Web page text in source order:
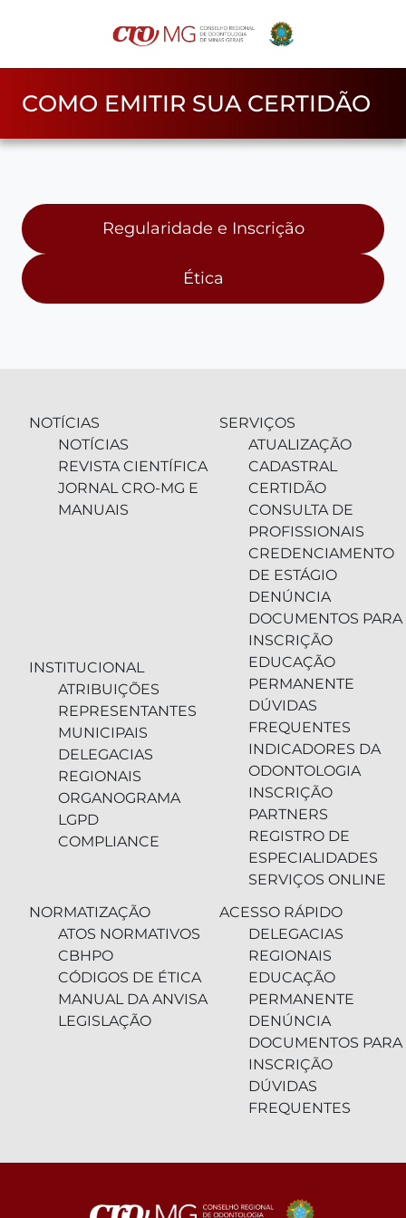
COMO EMITIR SUA CERTIDÃO
Regularidade e Inscrição
Ética
NOTÍCIAS
NOTÍCIAS
REVISTA CIENTÍFICA
JORNAL CRO-MG E
MANUAIS
INSTITUCIONAL
ATRIBUIÇÕES
REPRESENTANTES
MUNICIPAIS
DELEGACIAS
REGIONAIS
ORGANOGRAMA
LGPD
COMPLIANCE
SERVIÇOS
ATUALIZAÇÃO
CADASTRAL
CERTIDÃO
CONSULTA DE
PROFISSIONAIS
CREDENCIAMENTO
DE ESTÁGIO
DENÚNCIA
DOCUMENTOS PARA
INSCRIÇÃO
EDUCAÇÃO
PERMANENTE
DÚVIDAS
FREQUENTES
INDICADORES DA
ODONTOLOGIA
INSCRIÇÃO
PARTNERS
REGISTRO DE
ESPECIALIDADES
SERVIÇOS ONLINE
NORMATIZAÇÃO
ATOS NORMATIVOS
CBHPO
CÓDIGOS DE ÉTICA
MANUAL DA ANVISA
LEGISLAÇÃO
ACESSO RÁPIDO
DELEGACIAS
REGIONAIS
EDUCAÇÃO
PERMANENTE
DENÚNCIA
DOCUMENTOS PARA
INSCRIÇÃO
DÚVIDAS
FREQUENTES